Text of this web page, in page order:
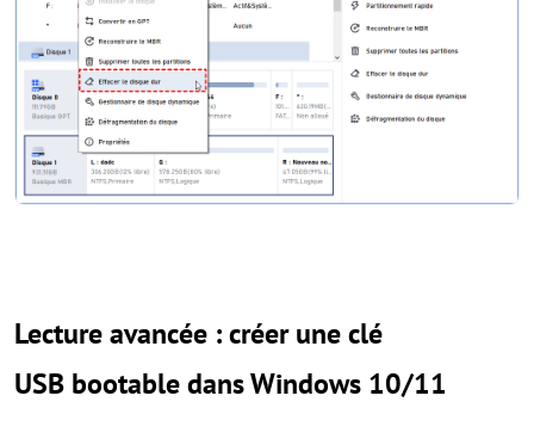
Lecture avancée : créer une clé
USB bootable dans Windows 10/11